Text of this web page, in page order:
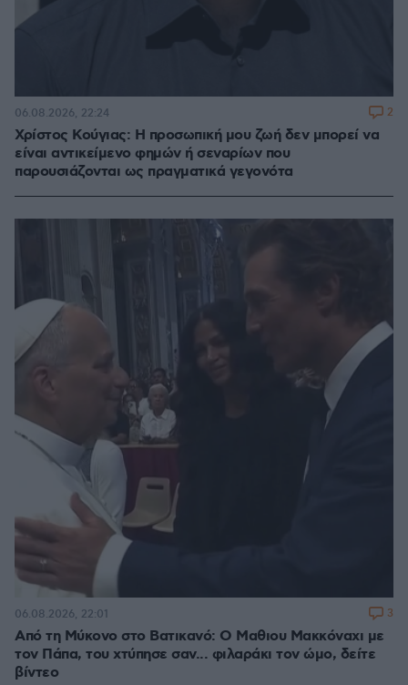
Χρίστος Κούγιας: Η προσωπική μου ζωή δεν μπορεί να
είναι αντικείμενο φημών ή σεναρίων που
παρουσιάζονται ως πραγματικά γεγονότα
06.08.2026, 22:24 2
Από τη Μύκονο στο Βατικανό: Ο Μαθιου Μακκόναχι με
τον Πάπα, του χτύπησε σαν... φιλαράκι τον ώμο, δείτε
βίντεο
06.08.2026, 22:01 3